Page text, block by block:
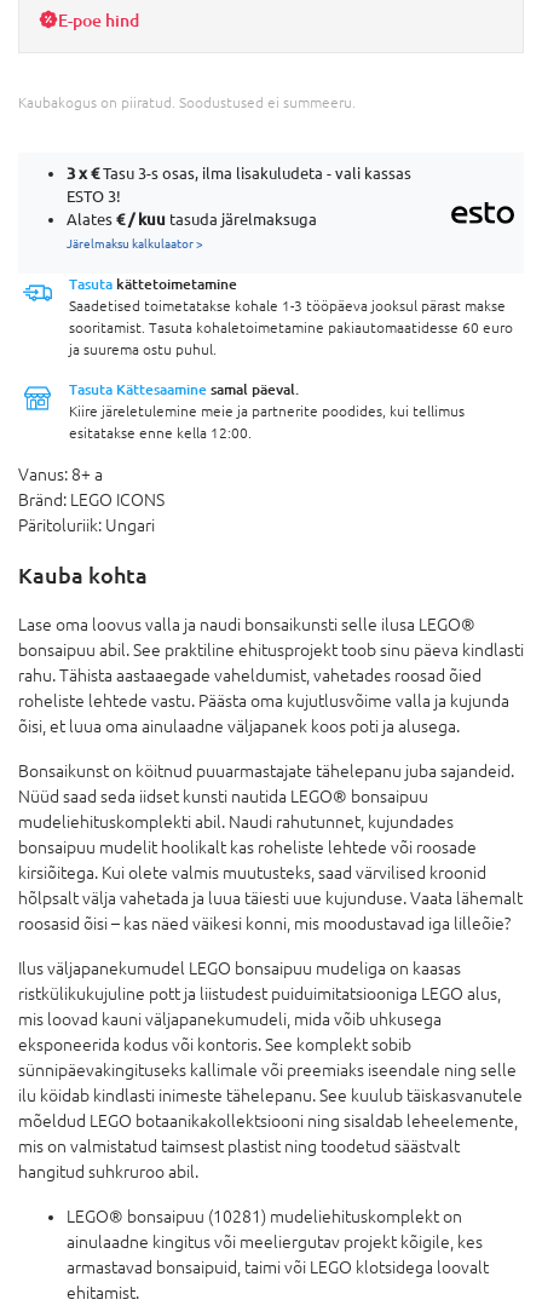
E-poe hind
Kaubakogus on piiratud. Soodustused ei summeeru.
3 x€Tasu 3-s osas, ilma lisakuludeta - vali kassas
ESTO 3!
Alates € / kuu tasuda järelmaksuga
Järelmaksu kalkulaator >
Tasuta kättetoimetamine
Saadetised toimetatakse kohale 1-3 tööpäeva jooksul pärast makse
sooritamist. Tasuta kohaletoimetamine pakiautomaatidesse 60 euro
ja suurema ostu puhul.
Tasuta Kättesaamine samal päeval.
Kiire järeletulemine meie ja partnerite poodides, kui tellimus
esitatakse enne kella 12:00.
Vanus: 8+ a
Bränd: LEGO ICONS
Päritoluriik: Ungari
Kauba kohta
Lase oma loovus valla ja naudi bonsaikunsti selle ilusa LEGO®
bonsaipuu abil. See praktiline ehitusprojekt toob sinu päeva kindlasti
rahu. Tähista aastaaegade vaheldumist, vahetades roosad õied
roheliste lehtede vastu. Päästa oma kujutlusvõime valla ja kujunda
õisi, et luua oma ainulaadne väljapanek koos poti ja alusega.
Bonsaikunst on köitnud puuarmastajate tähelepanu juba sajandeid.
Nüüd saad seda iidset kunsti nautida LEGO® bonsaipuu
mudeliehituskomplekti abil. Naudi rahutunnet, kujundades
bonsaipuu mudelit hoolikalt kas roheliste lehtede või roosade
kirsiõitega. Kui olete valmis muutusteks, saad värvilised kroonid
hõlpsalt välja vahetada ja luua täiesti uue kujunduse. Vaata lähemalt
roosasid õisi – kas näed väikesi konni, mis moodustavad iga lilleõie?
Ilus väljapanekumudel LEGO bonsaipuu mudeliga on kaasas
ristkülikukujuline pott ja liistudest puiduimitatsiooniga LEGO alus,
mis loovad kauni väljapanekumudeli, mida võib uhkusega
eksponeerida kodus või kontoris. See komplekt sobib
sünnipäevakingituseks kallimale või preemiaks iseendale ning selle
ilu köidab kindlasti inimeste tähelepanu. See kuulub täiskasvanutele
mõeldud LEGO botaanikakollektsiooni ning sisaldab leheelemente,
mis on valmistatud taimsest plastist ning toodetud säästvalt
hangitud suhkruroo abil.
LEGO® bonsaipuu (10281) mudeliehituskomplekt on
ainulaadne kingitus või meeliergutav projekt kõigile, kes
armastavad bonsaipuid, taimi või LEGO klotsidega loovalt
ehitamist.